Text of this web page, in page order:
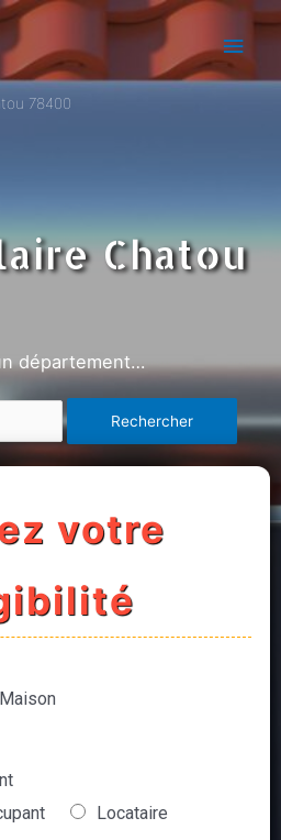
78400
Chatou
département…
votre
Maison
Locataire